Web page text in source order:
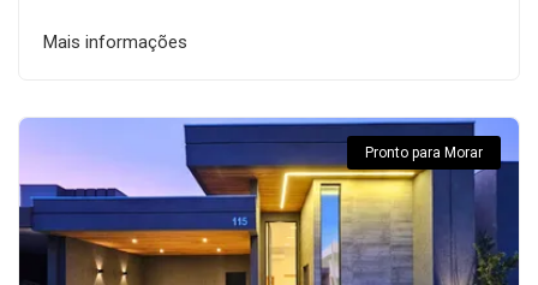
Mais informações
Pronto para Morar